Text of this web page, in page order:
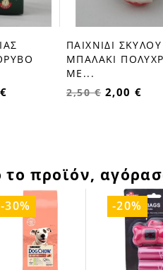
favorite_border
ΠΑΙΧΝΙΔΙ ΣΚΥΛΟΥ
ΜΠΑΛΑΚΙ
ΜΕ...
2,50 € 2,00 €
προϊόν,
-30% -20%